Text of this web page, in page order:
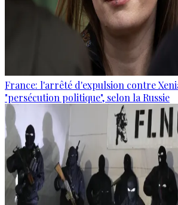
France: l'arrêté d'expulsion contre
"persécution politique", selon la Russie